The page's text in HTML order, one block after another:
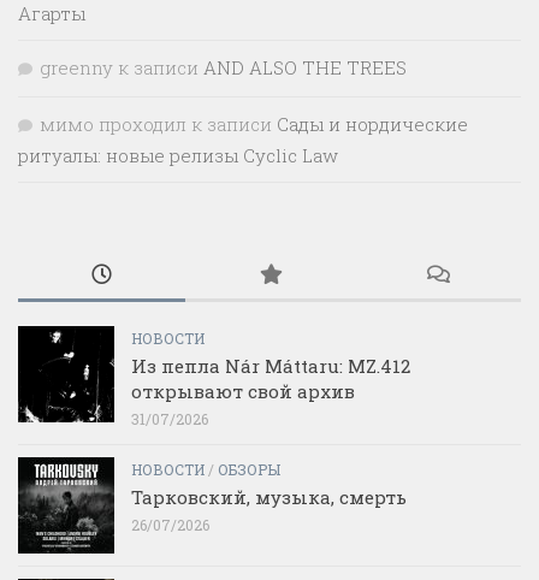
Агарты
greenny к записи AND ALSO THE TREES
мимо проходил к записи Сады и нордические
ритуалы: новые релизы Cyclic Law
НОВОСТИ
Из пепла Nár Máttaru: MZ.412
открывают свой архив
31/07/2026
НОВОСТИ/ ОБЗОРЫ
Тарковский, музыка, смерть
26/07/2026